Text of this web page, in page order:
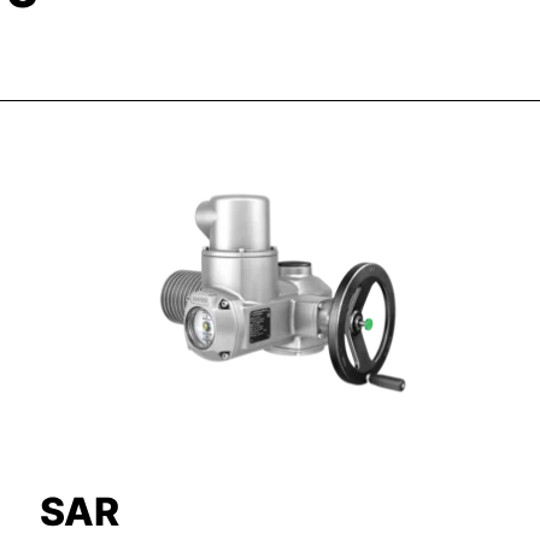
à pas Il est requis que le servomoteur commande
le servomoteur commande en continu l'appareil de
l'ouverture totale et la fermeture totale.
SAR